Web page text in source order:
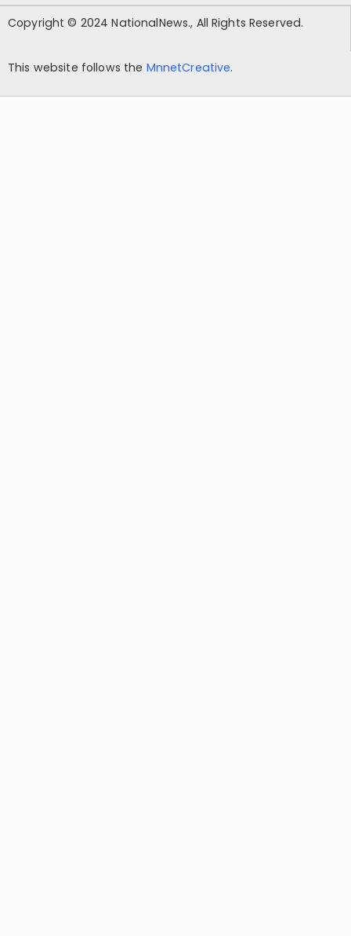
Copyright © 2024 NationalNews., All Rights Reserved.
This website follows the MnnetCreative.